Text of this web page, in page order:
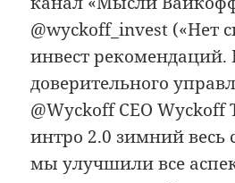
@wyckoff_invest («Нет
инвест рекомендаций.
доверительного
@Wyckoff CEO Wyckoff
интро 2.0 зимний весь
мы улучшили все